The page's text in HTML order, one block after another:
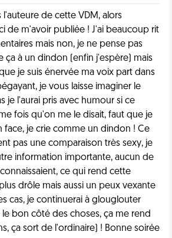
l'auteure de cette VDM, alors
de m'avoir publiée ! J'ai beaucoup rit
mais non, je ne pense pas
ça à un dindon (enfin j'espère) mais
je suis énervée ma voix part dans
je vous laisse imaginer le
je l'aurai pris avec humour si ce
fois qu'on me le disait, faut que je
face, je crie comme un dindon ! Ce
pas une comparaison très sexy, je
information importante, aucun de
ce qui rend cette
drôle mais aussi un peux vexante
cas, je continuerai à glouglouter
le bon côté des choses, ça me rend
ça sort de l'ordinaire) ! Bonne soirée